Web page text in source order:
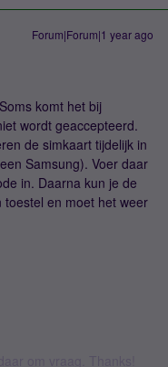
Forum|Forum|1 year ago
komt het bij
wordt geaccepteerd.
de simkaart tijdelijk in
Samsung). Voer daar
in. Daarna kun je de
en moet het weer